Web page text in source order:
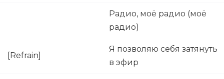
Радио, моё радио (моё
радио)
[Refrain]
Я позволяю себя затянуть
в эфир